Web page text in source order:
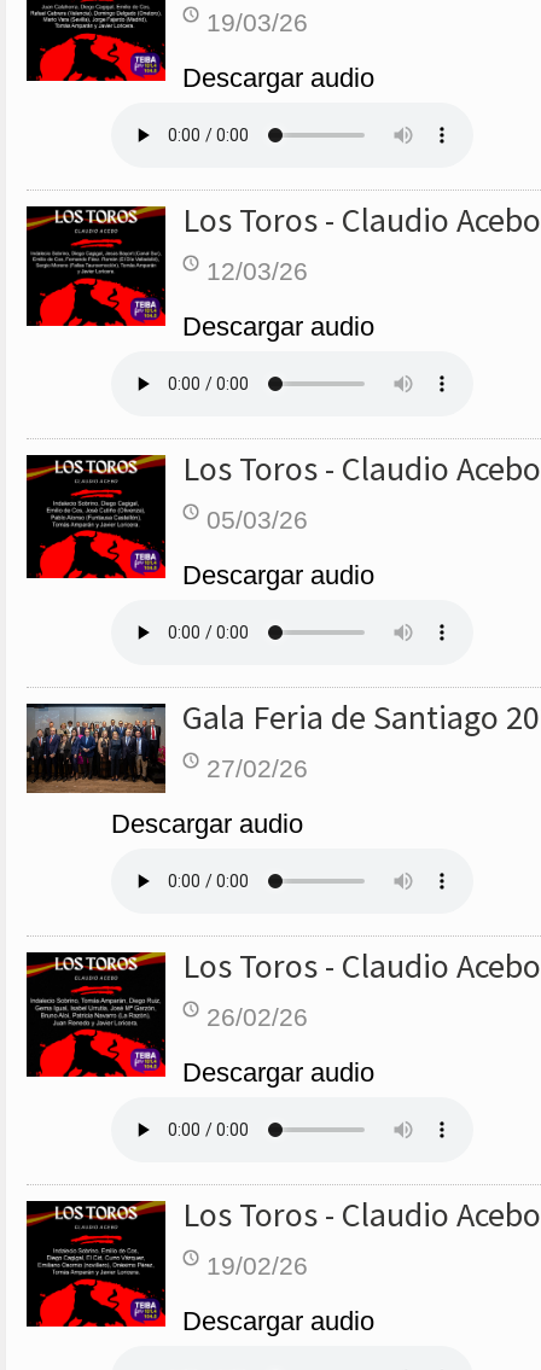
19/03/26
Descargar audio
Los Toros - Claudio Acebo
12/03/26
Descargar audio
Los Toros - Claudio Acebo
05/03/26
Descargar audio
Gala Feria de Santiago
27/02/26
Descargar audio
Los Toros - Claudio Acebo
26/02/26
Descargar audio
Los Toros - Claudio Acebo
19/02/26
Descargar audio